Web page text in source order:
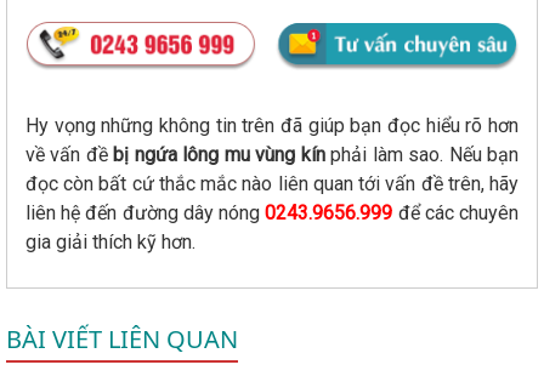
Hy vọng những không tin trên đã giúp bạn đọc hiểu rõ hơn
về vấn đề bị ngứa lông mu vùng kínphải làm sao. Nếu bạn
đọc còn bất cứ thắc mắc nào liên quan tới vấn đề trên, hãy
liên hệ đến đường dây nóng0243.9656.999 để các chuyên
gia giải thích kỹ hơn.
BÀI VIẾT LIÊN QUAN